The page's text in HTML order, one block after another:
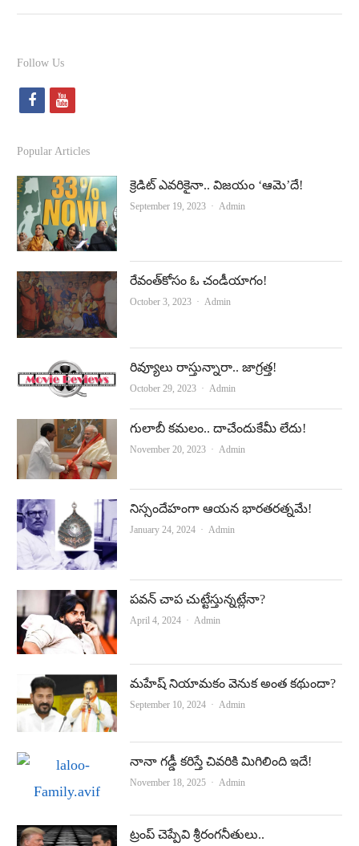
Follow Us
f
c
e
b
o
o
k
y
u
t
u
b
e
Popular Articles
క్రెడిట్‌ ఎవరికైనా.. విజయం ‘ఆమె’దే!
September 19, 2023 Author
Admin
రేవంత్‌కోసం ఓ చండీయాగం!
October 3, 2023 Author
Admin
రివ్యూలు రాస్తున్నారా.. జాగ్రత్త!
October 29, 2023 Author
Admin
గులాబీ కమలం.. దాచేందుకేమీ లేదు!
November 20, 2023 Author
Admin
నిస్సందేహంగా ఆయన భారతరత్నమే!
January 24, 2024 Author
Admin
పవన్‌ చాప చుట్టేస్తున్నట్లేనా?
April 4, 2024 Author
Admin
మహేష్‌ నియామకం వెనుక అంత కథుందా?
September 10, 2024 Author
Admin
నానా గడ్డీ కరిస్తే చివరికి మిగిలింది ఇదే!
November 18, 2025 Author
Admin
ట్రంప్‌ చెప్పేవి శ్రీరంగనీతులు..